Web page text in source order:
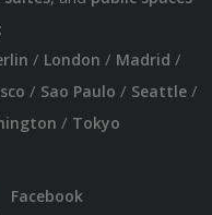
/ London / Madrid /
/ Sao Paulo / Seattle/
/ Tokyo
Facebook